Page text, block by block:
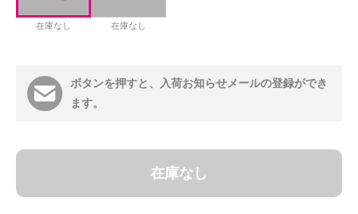
在庫なし 在庫なし
ボタンを押すと、入荷お知らせメールの登録ができ
ます。
在庫なし